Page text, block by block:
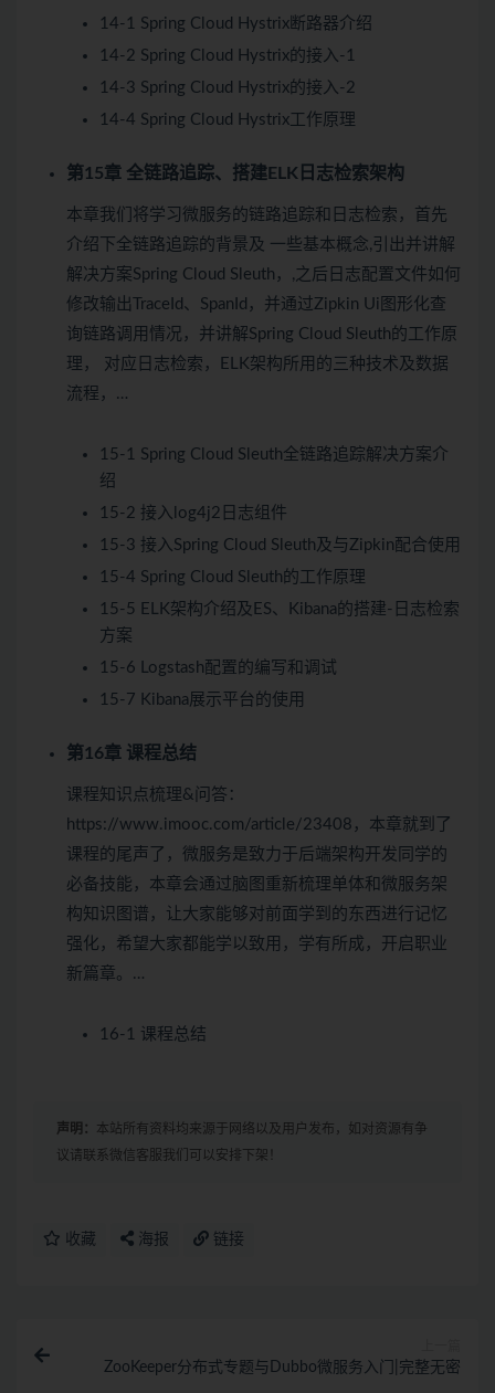
14-1 Spring Cloud Hystrix断路器介绍
14-2 Spring Cloud Hystrix的接入-1
14-3 Spring Cloud Hystrix的接入-2
14-4 Spring Cloud Hystrix工作原理
第15章 全链路追踪、搭建ELK日志检索架构
本章我们将学习微服务的链路追踪和日志检索，首先
介绍下全链路追踪的背景及 一些基本概念,引出并讲解
解决方案Spring Cloud Sleuth，,之后日志配置文件如何
修改输出TraceId、SpanId，并通过Zipkin Ui图形化查
询链路调用情况，并讲解Spring Cloud Sleuth的工作原
理， 对应日志检索，ELK架构所用的三种技术及数据
流程，…
15-1 Spring Cloud Sleuth全链路追踪解决方案介
绍
15-2 接入log4j2日志组件
15-3 接入Spring Cloud Sleuth及与Zipkin配合使用
15-4 Spring Cloud Sleuth的工作原理
15-5 ELK架构介绍及ES、Kibana的搭建-日志检索
方案
15-6 Logstash配置的编写和调试
15-7 Kibana展示平台的使用
第16章 课程总结
课程知识点梳理&问答：
https://www.imooc.com/article/23408，本章就到了
课程的尾声了，微服务是致力于后端架构开发同学的
必备技能，本章会通过脑图重新梳理单体和微服务架
构知识图谱，让大家能够对前面学到的东西进行记忆
强化，希望大家都能学以致用，学有所成，开启职业
新篇章。…
16-1 课程总结
声明： 本站所有资料均来源于网络以及用户发布，如对资源有争
议请联系微信客服我们可以安排下架！
收藏 海报 链接
ZooKeeper分布式专题与Dubbo微服务入门|完整无密